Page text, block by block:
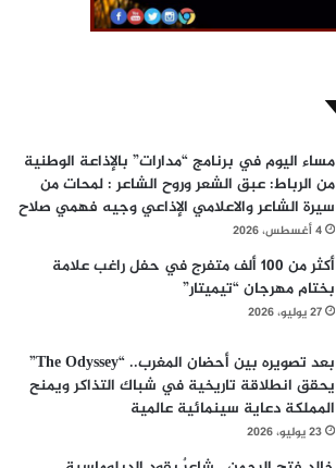
مساء اليوم في برنامج “مدارات” بالإذاعة الوطنية
من الرباط: عبق الشعر وروح الشاعر : لمحات من
سيرة الشاعر والاعلامي الإذاعي وجيه فهمي صلاح
4 أغسطس، 2026
أكثر من 100 ألف متفرج في حفل راغب علامة
بختام مهرجان “تيميتار”
27 يوليو، 2026
بعد تصويره بين أحضان المغرب.. “The Odyssey”
يحقق انطلاقة تاريخية في شباك التذاكر ويمنح
المملكة دعاية سينمائية عالمية
23 يوليو، 2026